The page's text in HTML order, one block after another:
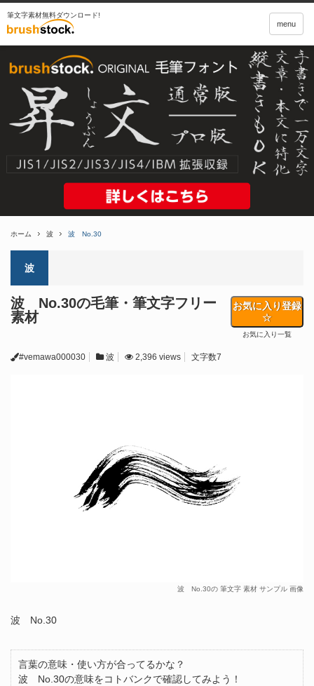
筆文字素材無料ダウンロード!
menu
ホーム 波 波 No.30
波
波 No.30の毛筆・筆文字フリー
素材
お気に入り登録
お気に入り一覧
#vemawa000030 波 2,396 views 文字数7
波 No.30の 筆文字 素材 サンプル 画像
波 No.30
言葉の意味・使い方が合ってるかな？
波 No.30の意味をコトバンクで確認してみよう！